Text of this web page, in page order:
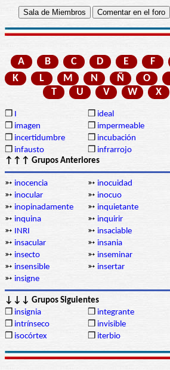
A B C D E F
K
L M N Ñ O
T
U V W X
❒ I ❒ ideal
❒ imagen ❒ impermeable
❒ incertidumbre ❒ incubación
❒ infausto ❒ infrarrojo
↑↑↑ Grupos Anteriores
➳ inocencia ➳ inocuidad
➳ inocular ➳ inocuo
➳ inopinadamente ➳ inquietante
➳ inquina ➳ inquirir
➳ INRI ➳ insaciable
➳ insacular ➳ insania
➳ insecto ➳ inseminar
➳ insensible ➳ insertar
➳ insigne
↓↓↓ Grupos Siguientes
❒ insignia ❒ integrante
❒ intrínseco ❒ invisible
❒ isocórtex ❒ iterbio